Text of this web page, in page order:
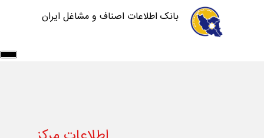
بانک اطلاعات اصناف و مشاغل ایران